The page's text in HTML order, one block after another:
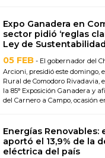
Expo Ganadera en
sector pidió ‘reglas
Ley de
05 FEB - El gobernador del
Arcioni, presidió este domingo,
Rural de Comodoro Rivadavia,
la 85° Exposición Ganadera y
del Carnero a Campo, ocasión
Energías Renovables:
aportó el 13,9% de la
eléctrica del país